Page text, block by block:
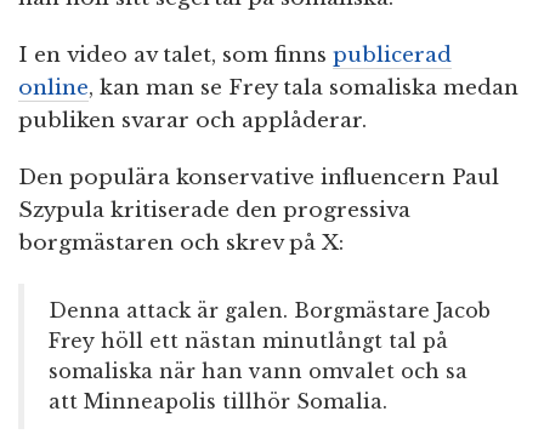
I en video av talet, som finns publicerad
online, kan man se Frey tala somaliska medan
publiken svarar och applåderar.
Den populära konservative influencern Paul
Szypula kritiserade den progressiva
borgmästaren och skrev på X:
Denna attack är galen. Borgmästare Jacob
Frey höll ett nästan minutlångt tal på
somaliska när han vann omvalet och sa
att Minneapolis tillhör Somalia.